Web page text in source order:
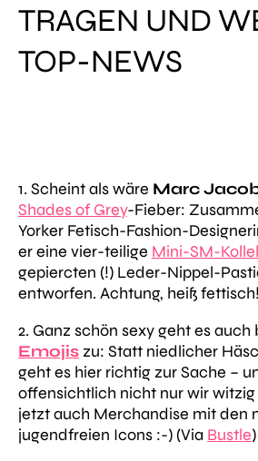
TRAGEN UND
TOP-NEWS
1. Scheint als wäre Marc
Shades of Grey-Fieber:
Yorker Fetisch-Fashion-
er eine vier-teilige Mini-SM-
gepiercten (!) Leder-Nippel-
entworfen. Achtung, heiß
2. Ganz schön sexy geht es auch
Emojis zu: Statt niedlicher
geht es hier richtig zur Sache –
offensichtlich nicht nur wir
jetzt auch Merchandise mit den
jugendfreien Icons :-) (Via Bustle)